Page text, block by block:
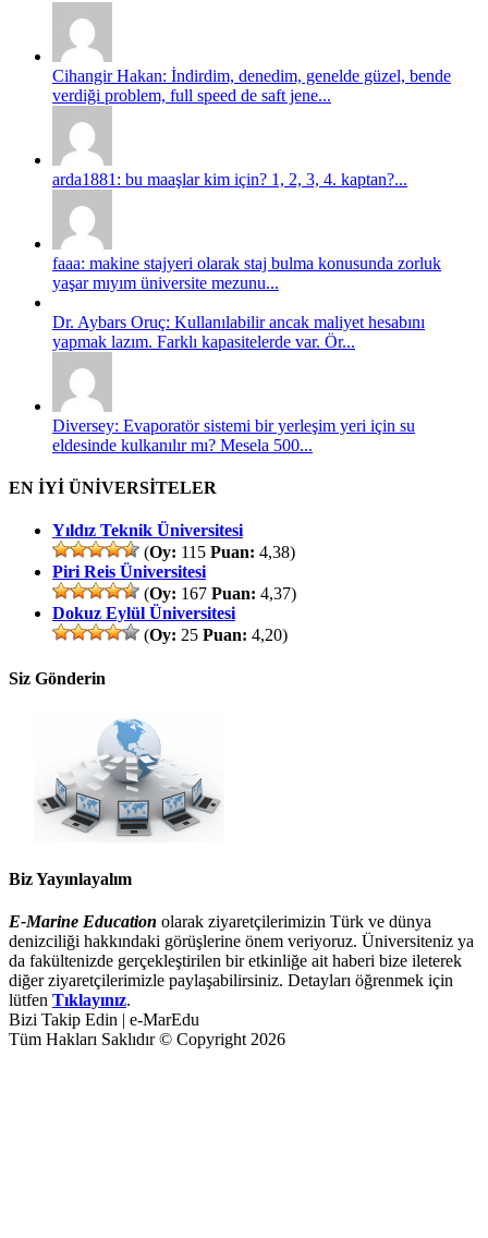
Cihangir Hakan: İndirdim, denedim, genelde güzel, bende
verdiği problem, full speed de saft jene...
arda1881: bu maaşlar kim için? 1, 2, 3, 4. kaptan?...
faaa: makine stajyeri olarak staj bulma konusunda zorluk
yaşar mıyım üniversite mezunu...
Dr. Aybars Oruç: Kullanılabilir ancak maliyet hesabını
yapmak lazım. Farklı kapasitelerde var. Ör...
Diversey: Evaporatör sistemi bir yerleşim yeri için su
eldesinde kulkanılır mı? Mesela 500...
EN İYİ ÜNİVERSİTELER
Yıldız Teknik Üniversitesi
(Oy: 115 Puan: 4,38)
Piri Reis Üniversitesi
(Oy: 167 Puan: 4,37)
Dokuz Eylül Üniversitesi
(Oy: 25 Puan: 4,20)
Siz Gönderin
Biz Yayınlayalım
E-Marine Education olarak ziyaretçilerimizin Türk ve dünya
denizciliği hakkındaki görüşlerine önem veriyoruz. Üniversiteniz ya
da fakültenizde gerçekleştirilen bir etkinliğe ait haberi bize ileterek
diğer ziyaretçilerimizle paylaşabilirsiniz. Detayları öğrenmek için
lütfen Tıklayınız.
Bizi Takip Edin | e-MarEdu
Tüm Hakları Saklıdır © Copyright 2026